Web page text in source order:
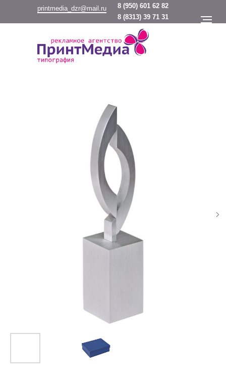
8 (950) 601 62 82
printmedia_dzr@mail.ru
8 (8313) 39 71 31